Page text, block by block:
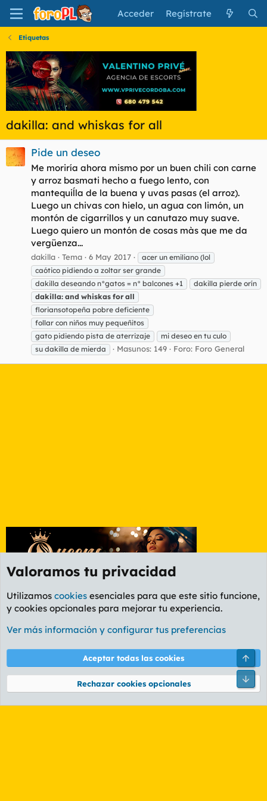
Acceder Regístrate
Etiquetas
dakilla: and whiskas for all
Pide un deseo
Me moriría ahora mismo por un buen chili con carne
y arroz basmati hecho a fuego lento, con
mantequiĺla de la buena y uvas pasas (el arroz).
Luego un chivas con hielo, un agua con limón, un
montón de cigarrillos y un canutazo muy suave.
Luego quiero un montón de cosas màs que me da
vergüenza...
dakilla Tema 6 May 2017
acer un emiliano (lol
caótico pidiendo a zoltar ser grande
dakilla deseando n°gatos = n° balcones +1
dakilla pierde orín
dakilla: and whiskas for all
floriansotopeña pobre deficiente
follar con niños muy pequeñitos
gato pidiendo pista de aterrizaje
mi deseo en tu culo
su dakilla de mierda
Masunos: 149 Foro: Foro General
Etiquetas
Cookies
PL OLDSTYLE AMARILLO
Términos y reglas Política de privacidad Ayuda
Community platform by XenForo® © 2010-2026 XenForo Ltd.
Valoramos tu privacidad
Utilizamos cookies esenciales para que este sitio funcione,
y cookies opcionales para mejorar tu experiencia.
Ver más información y configurar tus preferencias
Aceptar todas las cookies
Rechazar cookies opcionales
Pie